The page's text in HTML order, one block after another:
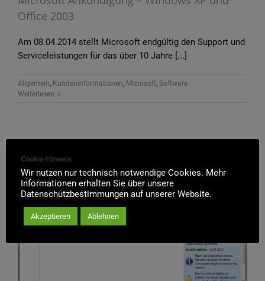
Office 2003
Am 08.04.2014 stellt Microsoft endgültig den Support und
Serviceleistungen für das über 10 Jahre [...]
Allgemein, Kundeninformationen, Microsoft, Software
Weiterlesen
Cookie-Hinweis
Wir nutzen nur technisch notwendige Cookies. Mehr
Informationen erhalten Sie über unsere
Datenschutzbestimmungen auf unserer Website.
Akzeptieren Ablehnen